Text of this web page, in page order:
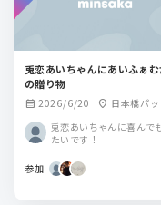
兎恋あいちゃんにあいふぁ
の贈り物
calendar_month 2026/6/20 location_on 日本橋パ
兎恋あいちゃんに喜んで
たいです！
参加